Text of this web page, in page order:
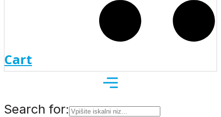
Cart
Search for: